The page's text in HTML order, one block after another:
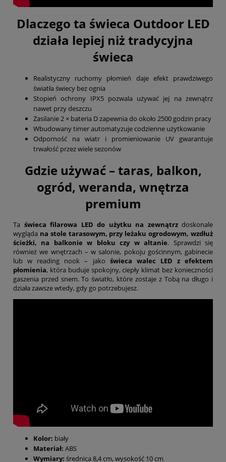
Dlaczego ta świeca Outdoor LED
działa lepiej niż tradycyjna
świeca
Realistyczny ruchomy płomień daje efekt prawdziwego
światła świecy bez ognia
Stopień ochrony IPX5 pozwala używać jej na zewnątrz
nawet przy deszczu
Zasilanie 2 × bateria D zapewnia do około 2500 godzin pracy
Wbudowany timer automatyzuje codzienne użytkowanie
Odporność na wiatr i promieniowanie UV gwarantuje
trwałość przez wiele sezonów
Gdzie używać – taras, balkon,
ogród, weranda, wnętrza
premium
Ta świeca filarowa LED do użytku na zewnątrzdoskonale
wygląda na stole tarasowym, przy leżaku ogrodowym, wzdłuż
ścieżki, na balkonie w bloku czy w altanie. Sprawdzi się
również we wnętrzach – w salonie, pokoju gościnnym, gabinecie
lub w reading nook – jako świeca walec LED z efektem
płomienia, która buduje spokojny, ciepły klimat bez konieczności
gaszenia przed snem. To światło, które zostaje z Tobą na długo i
działa zawsze wtedy, gdy go potrzebujesz.
Kolor: biały
Materiał: ABS
Wymiary: średnica 8,4 cm, wysokość 10 cm